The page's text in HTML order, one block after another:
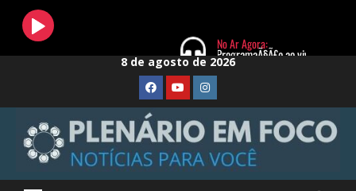
Skip
8 de agosto de 2026
FaceBook
YoutubeInstagram